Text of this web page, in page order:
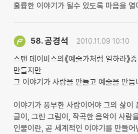
훌륭한 이야기가 될수 있도록 마음을 열
58.공경석 2010.11.09 10:10
스탠 데이비스의《예술가처럼 일하라》
만들지만
그 이야기가 사람을 만들고 예술을 만듭
이야기가 풍부한 사람이어야 그의 삶이
글이, 그린 그림이, 작곡한 음악이 사람
인물이란, 곧 세계적인 이야기를 만들어